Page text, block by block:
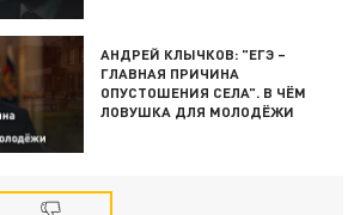
АНДРЕЙ КЛЫЧКОВ: "ЕГЭ –
ГЛАВНАЯ ПРИЧИНА
ОПУСТОШЕНИЯ СЕЛА". В ЧЁМ
ЛОВУШКА ДЛЯ МОЛОДЁЖИ